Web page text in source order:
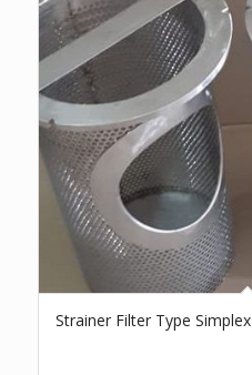
Strainer Filter Type Simplex